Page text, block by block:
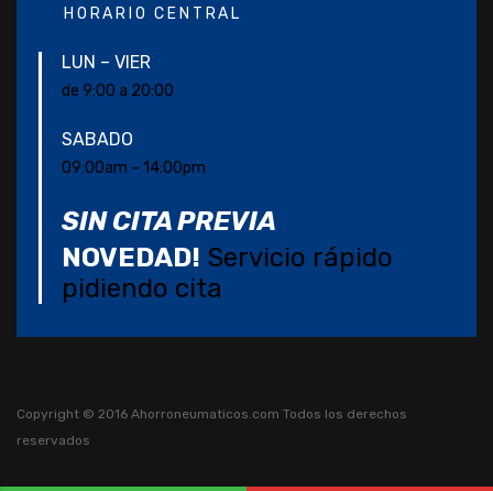
HORARIO CENTRAL
LUN – VIER
de 9:00 a 20:00
SABADO
09:00am – 14:00pm
SIN CITA PREVIA
NOVEDAD! Servicio rápido
pidiendo cita
Copyright © 2016 Ahorroneumaticos.com Todos los derechos
reservados